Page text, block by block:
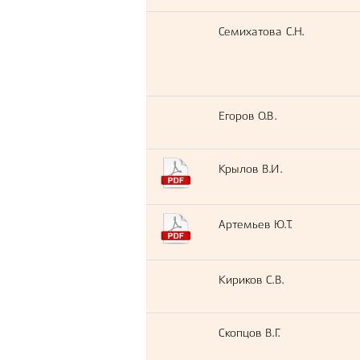
Семихатова С.Н.
Егоров О.В.
Крылов В.И.
Артемьев Ю.Т.
Кириков С.В.
Скопцов В.Г.